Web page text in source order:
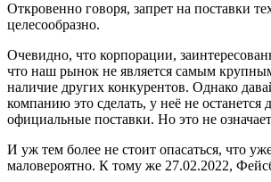
Откровенно говоря, запрет на поставки
целесообразно.
Очевидно, что корпорации,
что наш рынок не является самым
наличие других конкурентов. Однако
компанию это сделать, у неё не
официальные поставки. Но это не
И уж тем более не стоит опасаться, что
маловероятно. К тому же 27.02.2022,